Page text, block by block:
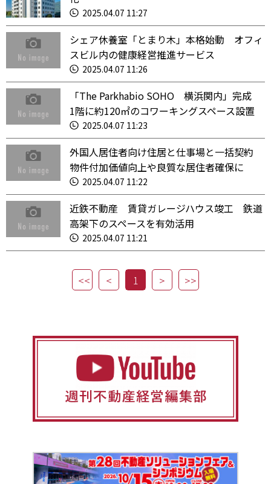
2025.04.07 11:27
シェア休養室「とまり木」本格始動 オフィ
スビル内の健康経営推進サービス
2025.04.07 11:26
「The Parkhabio SOHO 横浜関内」完成
1階に約120㎡のコワーキングスペース設置
2025.04.07 11:23
外国人居住者向け住居と仕事場と一括契約
物件付加価値向上や良質な居住者確保に
2025.04.07 11:22
近鉄不動産 賃貸ガレージハウス竣工 鉄道
高架下のスペースを有効活用
2025.04.07 11:21
1